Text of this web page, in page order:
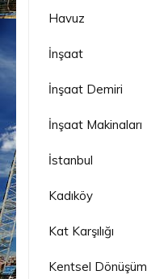
Havuz
İnşaat
İnşaat Demiri
İnşaat Makinaları
İstanbul
Kadıköy
Kat Karşılığı
Kentsel Dönüşüm